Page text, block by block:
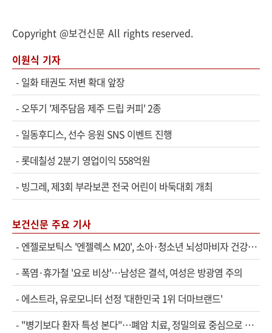
Copyright @보건신문 All rights reserved.
이원식 기자
- 일화 태권도 저변 확대 앞장
-오뚜기 '제주담음 제주 드립 커피' 2종
- 일동후디스, 선수 응원 SNS 이벤트 진행
-롯데칠성 2분기 영업이익 558억원
- 빙그레, 제3회 부라보콘 전국 어린이 바둑대회 개최
보건신문 주요 기사
- 엔젤로보틱스 '엔젤렉스 M20', 소아·청소년 뇌성마비자 건강보험 확대 적용
- 폭염·휴가철 '요로 비상'…남성은 결석, 여성은 방광염 주의
- 에스트라, 유로모니터 선정 '대한민국 1위 더마브랜드'
- "병기보다 환자 특성 본다"…폐암 치료, 정밀의료 중심으로 진화